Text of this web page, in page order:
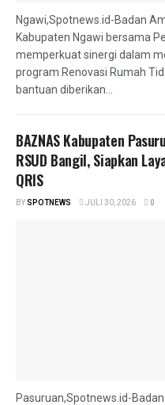
Ngawi,Spotnews.id-Badan
Kabupaten Ngawi bersama
memperkuat sinergi dalam
program Renovasi Rumah
bantuan diberikan...
BAZNAS Kabupaten
RSUD Bangil, Siapkan
QRIS
BYSPOTNEWS JULI 30, 2026 0
Pasuruan,Spotnews.id-